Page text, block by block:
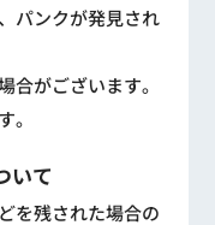
パンクが発見され
合がございます。
。
いて
を残された場合の